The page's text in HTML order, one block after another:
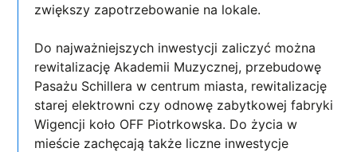
zwiększy zapotrzebowanie na lokale.
Do najważniejszych inwestycji zaliczyć można
rewitalizację Akademii Muzycznej, przebudowę
Pasażu Schillera w centrum miasta, rewitalizację
starej elektrowni czy odnowę zabytkowej fabryki
Wigencji koło OFF Piotrkowska. Do życia w
mieście zachęcają także liczne inwestycje